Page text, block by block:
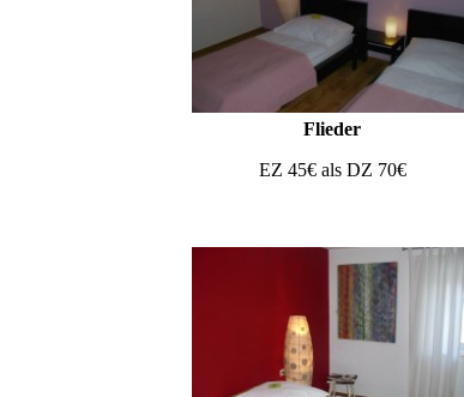
Flieder
EZ 45€ als DZ 70€